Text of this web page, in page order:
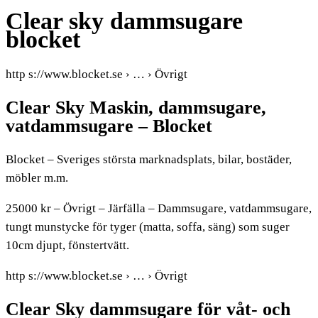
Clear sky dammsugare
blocket
http s://www.blocket.se › … › Övrigt
Clear Sky Maskin, dammsugare,
vatdammsugare – Blocket
Blocket – Sveriges största marknadsplats, bilar, bostäder,
möbler m.m.
25000 kr – Övrigt – Järfälla – Dammsugare, vatdammsugare,
tungt munstycke för tyger (matta, soffa, säng) som suger
10cm djupt, fönstertvätt.
http s://www.blocket.se › … › Övrigt
Clear Sky dammsugare för våt- och